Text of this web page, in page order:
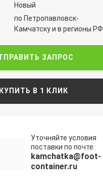
Новый
по Петропавловск-
Камчатску и в регионы РФ
ЗАПРОС
КУПИТЬ В 1 КЛИК
Уточняйте условия
поставки по почте:
kamchatka@foot-
container.ru